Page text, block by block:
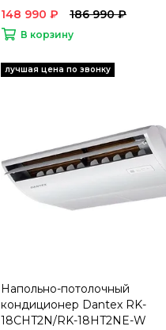
148 990 ₽ 186 990 ₽
В корзину
Напольно-потолочный
кондиционер Dantex RK-
18CHT2N/RK-18HT2NE-W